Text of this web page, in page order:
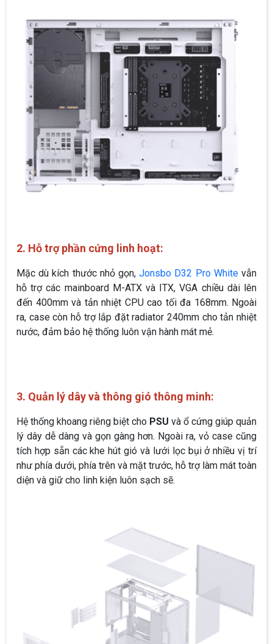
2. Hỗ trợ phần cứng linh hoạt:
Mặc dù kích thước nhỏ gọn,Jonsbo D32 Pro Whitevẫn
hỗ trợ các mainboard M-ATX và ITX, VGA chiều dài lên
đến 400mm và tản nhiệt CPU cao tối đa 168mm. Ngoài
ra, case còn hỗ trợ lắp đặt radiator 240mm cho tản nhiệt
nước, đảm bảo hệ thống luôn vận hành mát mẻ.
3. Quản lý dây và thông gió thông minh:
Hệ thống khoang riêng biệt cho PSU và ổ cứng giúp quản
lý dây dễ dàng và gọn gàng hơn. Ngoài ra, vỏ case cũng
tích hợp sẵn các khe hút gió và lưới lọc bụi ở nhiều vị trí
như phía dưới, phía trên và mặt trước, hỗ trợ làm mát toàn
diện và giữ cho linh kiện luôn sạch sẽ.